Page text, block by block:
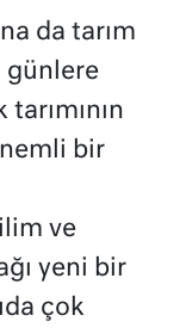
da tarım
bir
ve
yeni bir
çok